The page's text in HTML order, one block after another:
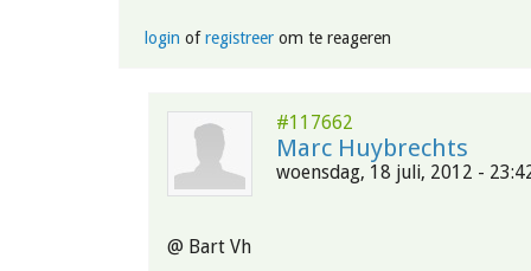
login ofregistreerom te reageren
#117662
Marc Huybrechts
woensdag, 18 juli, 2012 -
@ Bart Vh